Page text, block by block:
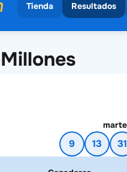
Tienda Resultados
9 13 31